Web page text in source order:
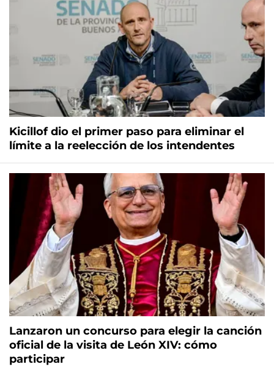
Kicillof dio el primer paso para eliminar el
límite a la reelección de los intendentes
Lanzaron un concurso para elegir la canción
oficial de la visita de León XIV: cómo
participar